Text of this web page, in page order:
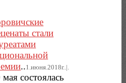
стали
..1.июня.2018г..|.
мая состоялась